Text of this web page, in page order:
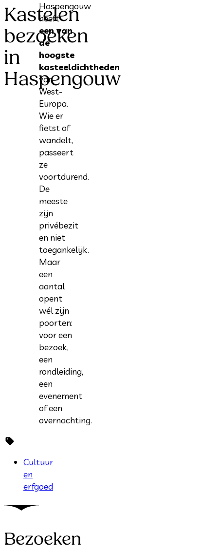
Kastelen
bezoeken
in
Haspengouw
Haspengouw
heeft
een van
de
hoogste
kasteeldichtheden
van
West-
Europa.
Wie er
fietst of
wandelt,
passeert
ze
voortdurend.
De
meeste
zijn
privébezit
en niet
toegankelijk.
Maar
een
aantal
opent
wél zijn
poorten:
voor een
bezoek,
een
rondleiding,
een
evenement
of een
overnachting.
Cultuur
en
erfgoed
Bezoeken